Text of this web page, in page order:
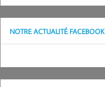
NOTRE ACTUALITÉ FACEBOOK